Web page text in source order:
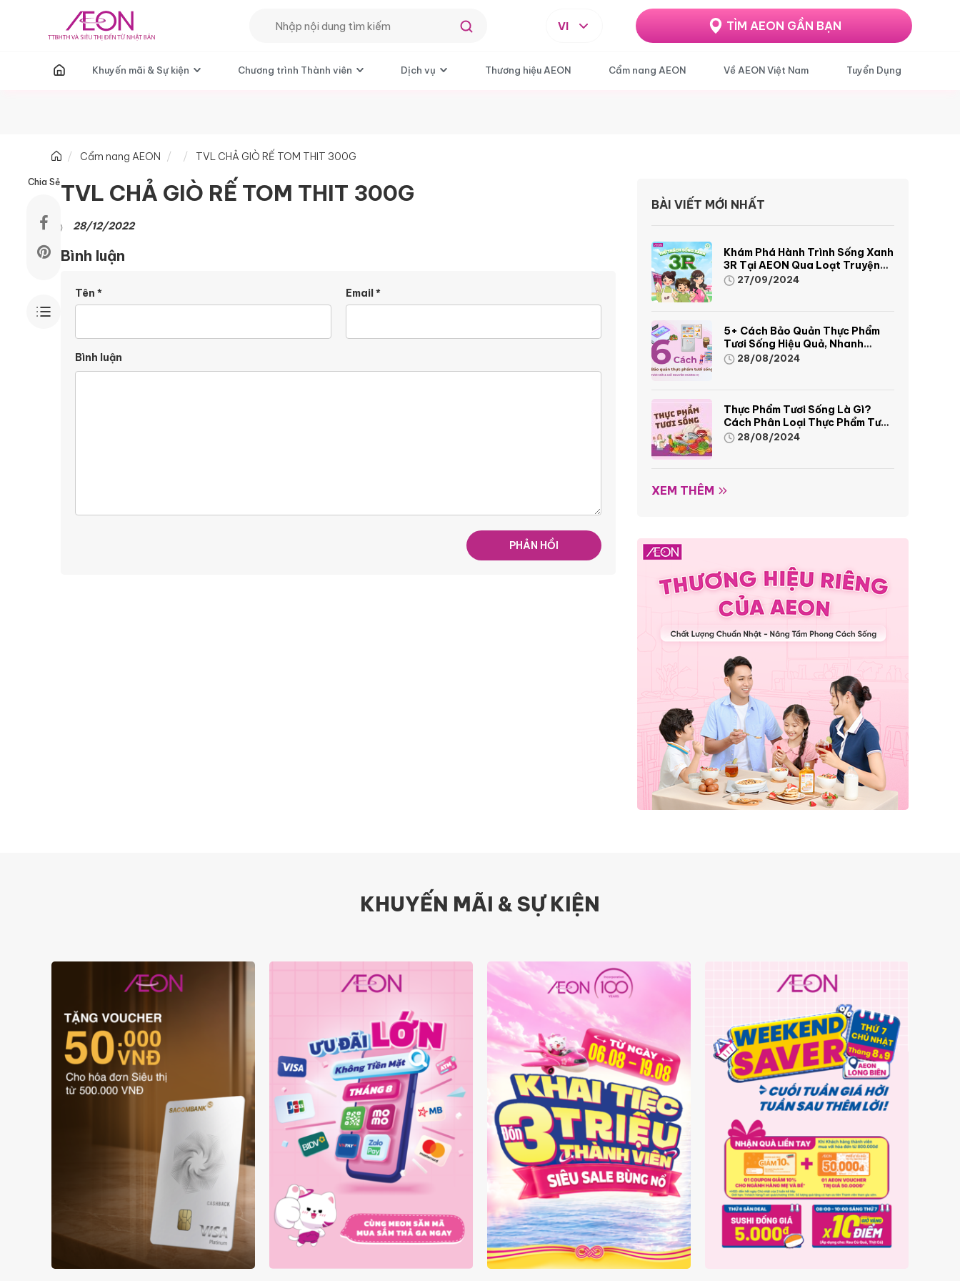
VI TÌM AEON GẦN BẠN
T Khuyến mãi & Sự kiện Chương trình Thành viên Dịch vụ Thương hiệu AEON Cẩm nang AEON Về AEON Việt Nam Tuyển Dụng
Cẩm nang AEON TVL CHẢ GIÒ RẾ TOM THIT 300G
Chia SẻTVL CHẢ GIÒ RẾ TOM THIT 300G
28/12/2022
Bình luận
Tên * Email*
Bình luận
BÀI VIẾT MỚI NHẤT
Khám Phá Hành Trình Sống Xanh
3R Tại AEON Qua Loạt Truyện
Tranh Sinh Động Và Thú Vị
27/09/2024
5+ Cách Bảo Quản Thực Phẩm
Tươi Sống Hiệu Quả, Nhanh
Chóng
28/08/2024
Thực Phẩm Tươi Sống Là Gì?
Cách Phân Loại Thực Phẩm Tươi
Sống28/08/2024
XEM THÊM
KHUYẾN MÃI & SỰ KIỆN
ƯU ĐÃI THẺ VẬT LÝ
ĐÓN 3 TRIỆU THÀNH VIÊN -